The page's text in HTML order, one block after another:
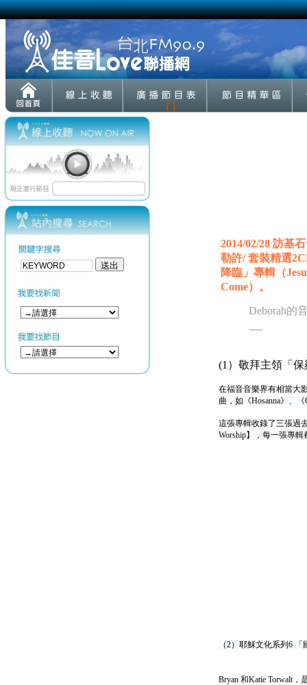
[ ]
2014/02/28 訪基
勒許/ 套裝精選
降臨」專輯（
Come）。
Deborah的
----
(1）敬拜主領「
在福音音樂界有相當大
曲，如《Hosanna》、
這張專輯收錄了三張過
Worship】，每一張專
（2）耶穌文化系列6 「
Bryan 和Katie Torwalt